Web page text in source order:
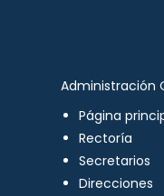
Administración
Página
Rectoría
Secretarios
Direcciones